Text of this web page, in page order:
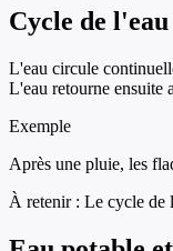
Cycle de
L'eau circule
L'eau retourne ensuite
Exemple
Après une pluie, les
À retenir : Le cycle de